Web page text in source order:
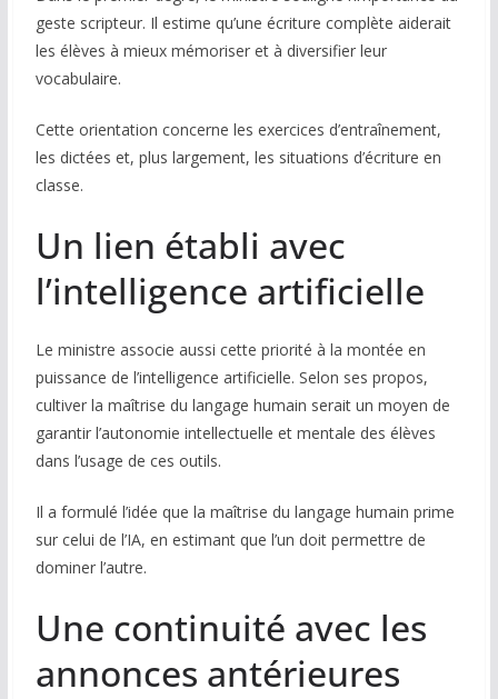
geste scripteur. Il estime qu’une écriture complète aiderait
les élèves à mieux mémoriser et à diversifier leur
vocabulaire.
Cette orientation concerne les exercices d’entraînement,
les dictées et, plus largement, les situations d’écriture en
classe.
Un lien établi avec
l’intelligence artificielle
Le ministre associe aussi cette priorité à la montée en
puissance de l’intelligence artificielle. Selon ses propos,
cultiver la maîtrise du langage humain serait un moyen de
garantir l’autonomie intellectuelle et mentale des élèves
dans l’usage de ces outils.
Il a formulé l’idée que la maîtrise du langage humain prime
sur celui de l’IA, en estimant que l’un doit permettre de
dominer l’autre.
Une continuité avec les
annonces antérieures